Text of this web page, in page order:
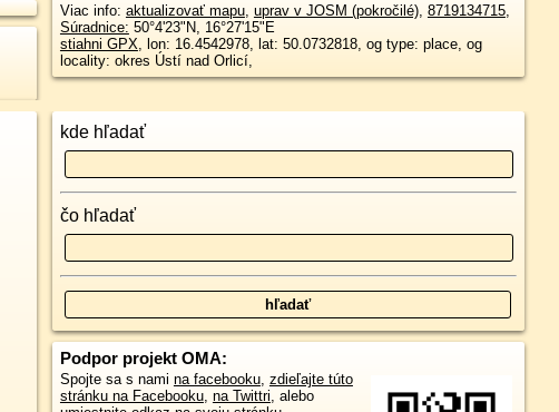
Viac info: aktualizovať mapu, uprav v JOSM (pokročilé), 8719134715,
Súradnice: 50°4'23"N, 16°27'15"E
stiahni GPX, lon: 16.4542978, lat: 50.0732818, og type: place, og
locality: okres Ústí nad Orlicí,
kde hľadať
čo hľadať
Podpor projekt OMA:
Spojte sa s nami na facebooku, zdieľajte túto
stránku na Facebooku, na Twittri, alebo